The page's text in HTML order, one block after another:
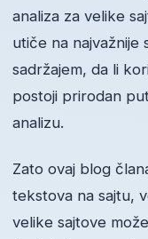
analiza za velike
utiče na najvažnije
sadržajem, da li
postoji prirodan
analizu.
Zato ovaj blog
tekstova na sajtu,
velike sajtove